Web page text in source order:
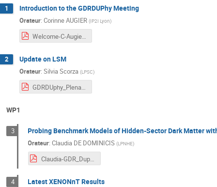
1 Introduction to the GDRDUPhy Meeting
Orateur: Corinne AUGIER (IP2I Lyon)
Welcome-C-Augier.pdf
2 Update on LSM
Orateur: Silvia Scorza (LPSC)
WP1
3 Probing Benchmark Models of Hidden-Sector Dark Matter
Orateur:Claudia DE DOMINICIS (LPNHE)
Claudia-GDR_Duphy_Lyon_2025.pdf
4 Latest XENONnT Results